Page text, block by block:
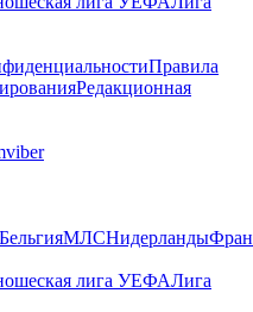
Правила
Редакционная
viber
БельгияМЛСНидерланды
лига УЕФАЛига